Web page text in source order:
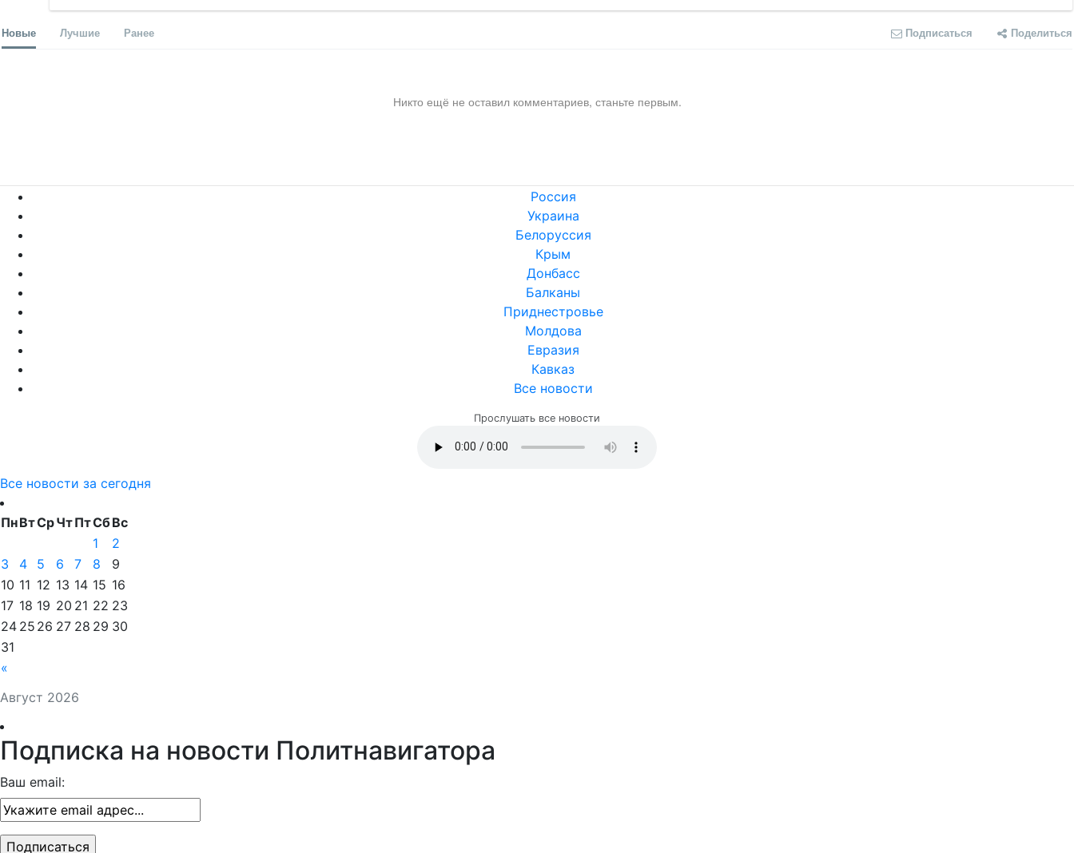
Новые Лучшие Ранее Подписаться Поделиться
Никто ещё не оставил комментариев, станьте первым.
Россия
Украина
Белоруссия
Крым
Донбасс
Балканы
Приднестровье
Молдова
Евразия
Кавказ
Все новости
Прослушать все новости
Все новости за сегодня
Август 2026
ПнВтСрЧтПтСбВс
«
1
2
3
4 5 6 7 8
9
10 11 12 13 14 15 16
17 18 19 20 21 22 23
24 25 26 27 28 29 30
31
Подписка на новости Политнавигатора
Ваш email: